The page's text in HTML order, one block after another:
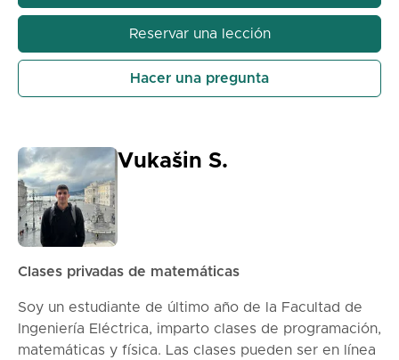
Reservar una lección
Hacer una pregunta
Vukašin S.
Clases privadas de matemáticas
Soy un estudiante de último año de la Facultad de
Ingeniería Eléctrica, imparto clases de programación,
matemáticas y física. Las clases pueden ser en línea